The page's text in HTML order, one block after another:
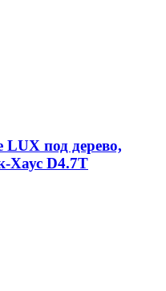
под дерево,
Хаус D4.7T